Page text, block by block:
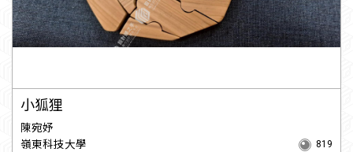
小狐狸
陳宛妤
嶺東科技大學
819